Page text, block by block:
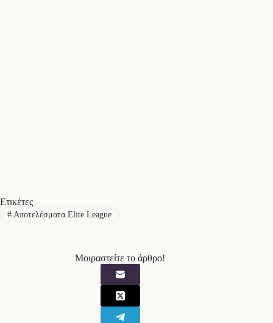
Ετικέτες
#Αποτελέσματα Elite League
Μοιραστείτε το άρθρο!